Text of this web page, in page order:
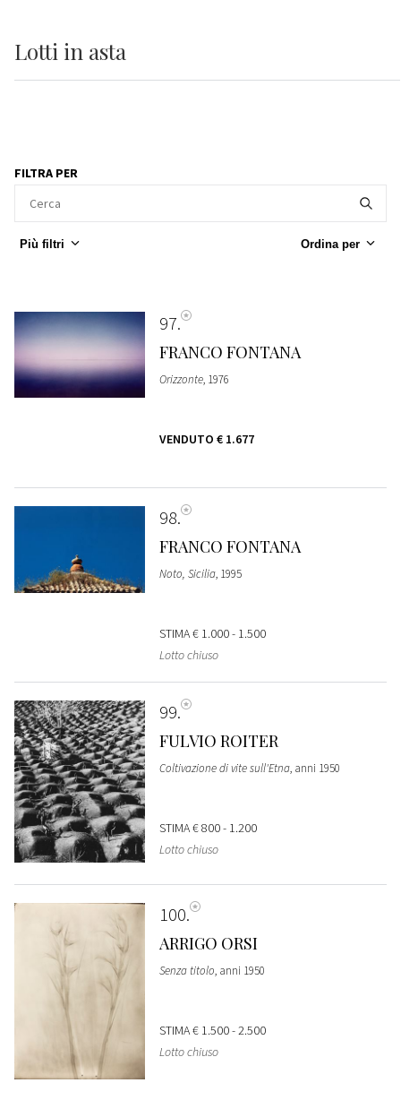
Lotti in asta
FILTRA PER
Più filtri Ordina per
97
FRANCO FONTANA
Orizzonte, 1976
VENDUTO € 1.677
98
FRANCO FONTANA
Noto, Sicilia, 1995
STIMA€ 1.000 - 1.500
Lotto chiuso
99
FULVIO ROITER
Coltivazione di vite sull'Etna, anni 1950
STIMA€ 800 - 1.200
Lotto chiuso
100
ARRIGO ORSI
Senza titolo, anni 1950
STIMA€ 1.500 - 2.500
Lotto chiuso